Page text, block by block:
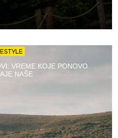
VREME KOJE PONOVO
NAŠE